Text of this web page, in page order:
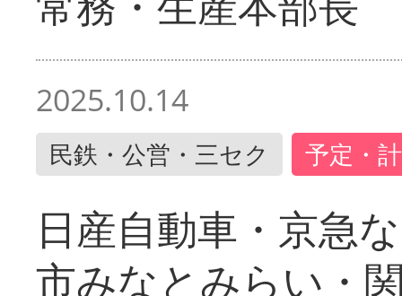
2025.10.14
民鉄・公営・三セク 予定・
日産自動車・京急
市みなとみらい・